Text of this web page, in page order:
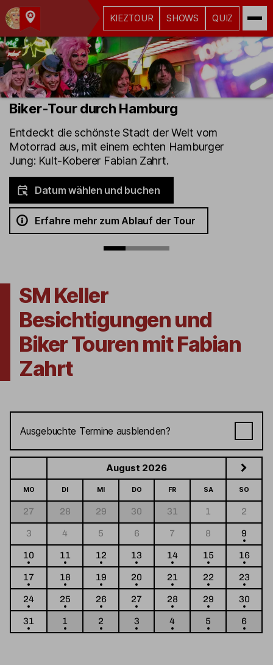
Kult-
Kieztouren
Hamburg
KIEZTOUR SHOWS QUIZ
Biker-Tour durch Hamburg
Entdeckt die schönste Stadt der Welt vom
Motorrad aus, mit einem echten Hamburger
Jung: Kult-Koberer Fabian Zahrt.
Datum wählen und buchen
Erfahre mehr zum Ablauf der Tour
SM Keller
Besichtigungen und
Biker Touren mit Fabian
Zahrt
August 2026
MO DI MI DO FR SA SO
27 28 29 30 31 1
2
3
4 5 6 7 8
9
10
11 12 13 14 15
16
17
18 19 20 21 22
23
24
25 26 27 28 29
30
31
1 2 3 4 5 6
Ausgebuchte Termine ausblenden?